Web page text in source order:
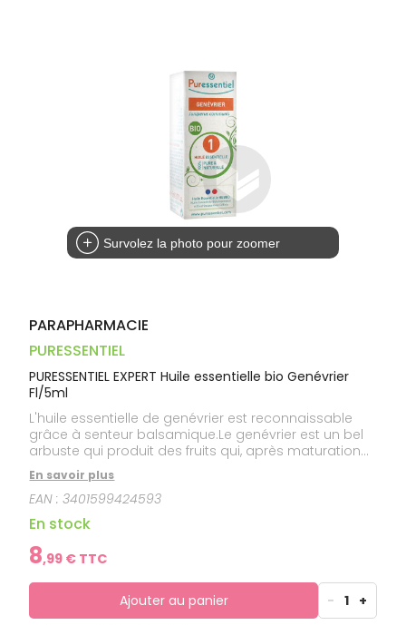
Survolez la photo pour zoomer
PARAPHARMACIE
PURESSENTIEL
PURESSENTIEL EXPERT Huile essentielle bio Genévrier
Fl/5ml
L'huile essentielle de genévrier est reconnaissable
grâce à senteur balsamique.Le genévrier est un bel
arbuste qui produit des fruits qui, après maturation
de deux ans, sont baptisés "baies de genièvre". Il
apprécie le soleil mais ne craint pas le froid. Il pousse
dans les pays de l'hémisphère Nord.En France, on le
rencontre en Provence, et les principaux pays
producteurs comptent l'Italie, l'Espagne, la Grèce et
l'Autriche. Cette huile essentielle est HEBBD (Huile
Essentielle Botaniquement et Biochimiquement
Définie).
En savoir plus
EAN :3401599424593
En stock
8,99 € TTC
Ajouter au panier - 1 +